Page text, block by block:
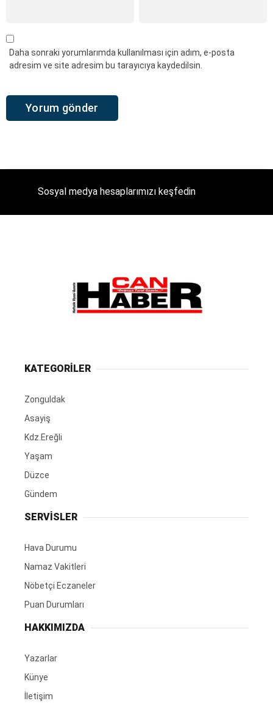
Daha sonraki yorumlarımda kullanılması için adım, e-posta
adresim ve site adresim bu tarayıcıya kaydedilsin.
Sosyal medya hesaplarımızı keşfedin
KATEGORİLER
Zonguldak
Asayiş
Kdz.Ereğli
Yaşam
Düzce
Gündem
SERVİSLER
Hava Durumu
Namaz Vakitleri
Nöbetçi Eczaneler
Puan Durumları
HAKKIMIZDA
Yazarlar
Künye
İletişim